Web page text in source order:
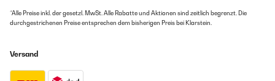
das Trinken.
*Alle Preise inkl. der gesetzl. MwSt. Alle Rabatte und Aktionen sind zeitlich begrenzt. Die
durchgestrichenen Preise entsprechen dem bisherigen Preis bei Klarstein.
Versand